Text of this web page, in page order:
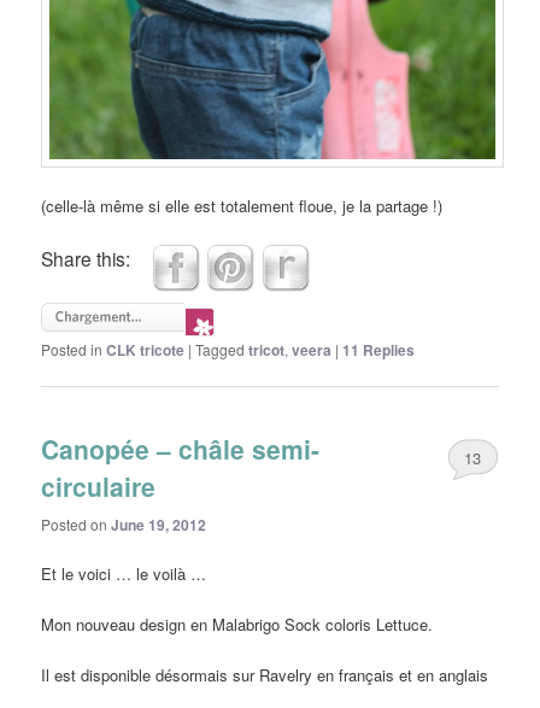
(celle-là même si elle est totalement floue, je la partage !)
Share this:
Posted in CLK tricote |Tagged tricot,veera | 11 Replies
Canopée – châle semi-
circulaire
Posted onJune 19, 2012
13
Et le voici … le voilà …
Mon nouveau design en Malabrigo Sock coloris Lettuce.
Il est disponible désormais sur Ravelry en français et en anglais